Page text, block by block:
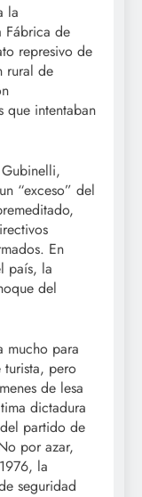
la
Fábrica de
represivo de
rural de
que intentaban
“exceso” del
En
país, la
del
mucho para
pero
de lesa
dictadura
partido de
por azar,
la
seguridad